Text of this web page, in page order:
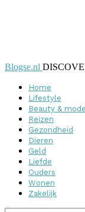
Blogse.nl
Home
Lifestyle
Beauty & mode
Reizen
Gezondheid
Dieren
Geld
Liefde
Ouders
Wonen
Zakelijk